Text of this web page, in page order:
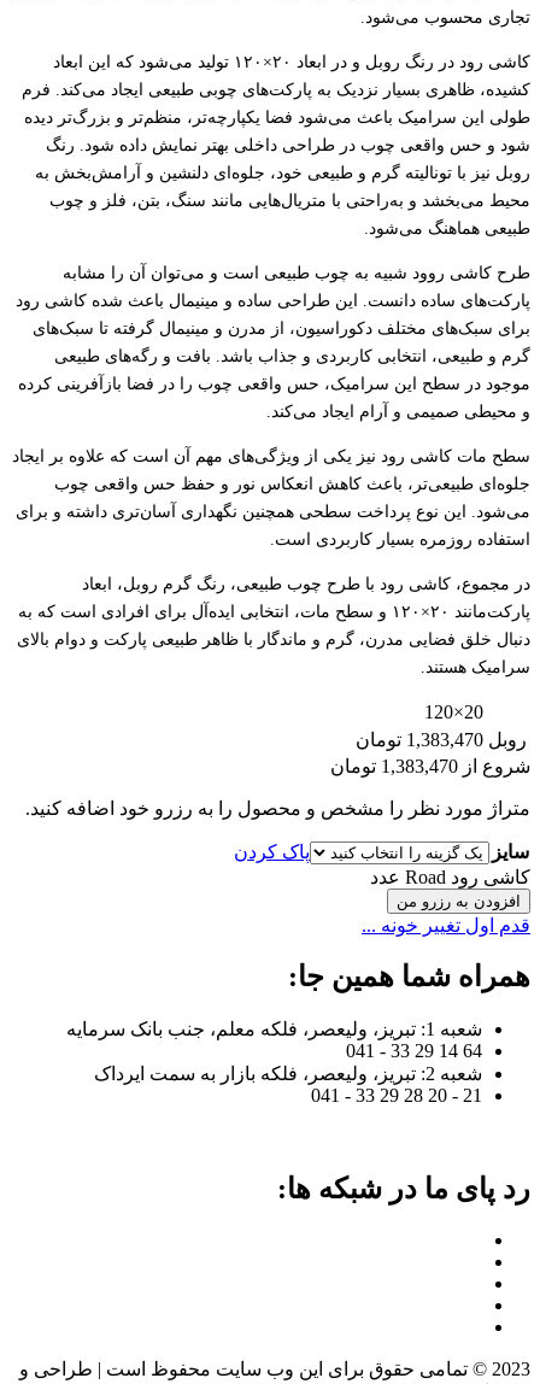
تجاری محسوب می‌شود.
کاشی رود در رنگ روبل و در ابعاد ۲۰×۱۲۰ تولید می‌شود که این ابعاد
کشیده، ظاهری بسیار نزدیک به پارکت‌های چوبی طبیعی ایجاد می‌کند. فرم
طولی این سرامیک باعث می‌شود فضا یکپارچه‌تر، منظم‌تر و بزرگ‌تر دیده
شود و حس واقعی چوب در طراحی داخلی بهتر نمایش داده شود. رنگ
روبل نیز با تونالیته گرم و طبیعی خود، جلوه‌ای دلنشین و آرامش‌بخش به
محیط می‌بخشد و به‌راحتی با متریال‌هایی مانند سنگ، بتن، فلز و چوب
طبیعی هماهنگ می‌شود.
طرح کاشی روود شبیه به چوب طبیعی است و می‌توان آن را مشابه
پارکت‌های ساده دانست. این طراحی ساده و مینیمال باعث شده کاشی رود
برای سبک‌های مختلف دکوراسیون، از مدرن و مینیمال گرفته تا سبک‌های
گرم و طبیعی، انتخابی کاربردی و جذاب باشد. بافت و رگه‌های طبیعی
موجود در سطح این سرامیک، حس واقعی چوب را در فضا بازآفرینی کرده
و محیطی صمیمی و آرام ایجاد می‌کند.
سطح مات کاشی رود نیز یکی از ویژگی‌های مهم آن است که علاوه بر ایجاد
جلوه‌ای طبیعی‌تر، باعث کاهش انعکاس نور و حفظ حس واقعی چوب
می‌شود. این نوع پرداخت سطحی همچنین نگهداری آسان‌تری داشته و برای
استفاده روزمره بسیار کاربردی است.
در مجموع، کاشی رود با طرح چوب طبیعی، رنگ گرم روبل، ابعاد
پارکت‌مانند ۲۰×۱۲۰ و سطح مات، انتخابی ایده‌آل برای افرادی است که به
دنبال خلق فضایی مدرن، گرم و ماندگار با ظاهر طبیعی پارکت و دوام بالای
سرامیک هستند.
20×120
روبل 1,383,470 تومان
شروع از 1,383,470 تومان
متراژ مورد نظر را مشخص و محصول را به رزرو خود اضافه کنید.
سایز
پاک کردن
کاشی رود Road عدد
افزودن به رزرو من
قدم اول تغییر خونه ...
همراه شما همین جا:
شعبه 1: تبریز، ولیعصر، فلکه معلم، جنب بانک سرمایه
64 14 29 33 - 041
شعبه 2: تبریز، ولیعصر، فلکه بازار به سمت ایرداک
21 - 20 28 29 33 - 041
رد پای ما در شبکه ها:
2023 © تمامی حقوق برای این وب سایت محفوظ است | طراحی و